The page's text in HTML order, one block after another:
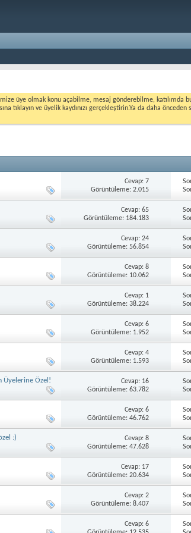
üye olmak konu açabilme, mesaj gönderebilme,
tıklayın ve üyelik kaydınızı gerçekleştirin.Ya da daha
Cevap: 7
Görüntüleme: 2.015
Cevap: 65
Görüntüleme: 184.183
Cevap: 24
Görüntüleme: 56.854
Cevap: 8
Görüntüleme: 10.062
Cevap: 1
Görüntüleme: 38.224
Cevap: 6
Görüntüleme: 1.952
Cevap: 4
Görüntüleme: 1.593
Üyelerine Özel!
Cevap: 16
Görüntüleme: 63.782
Cevap: 6
Görüntüleme: 46.762
:)
Cevap: 8
Görüntüleme: 47.628
Cevap: 17
Görüntüleme: 20.634
Cevap: 2
Görüntüleme: 8.407
Cevap: 6